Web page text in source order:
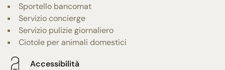
Sportello bancomat
Servizio concierge
Servizio pulizie giornaliero
Ciotole per animali domestici
Accessibilità